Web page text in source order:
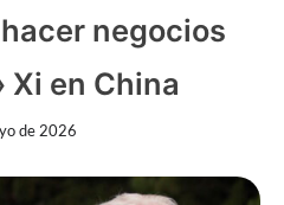
negocios
Xi en China
de 2026